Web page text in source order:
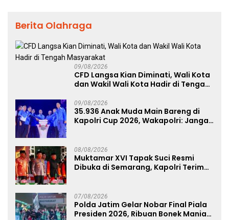
Berita Olahraga
09/08/2026
CFD Langsa Kian Diminati, Wali Kota
dan Wakil Wali Kota Hadir di Tengah
09/08/2026
35.936 Anak Muda Main Bareng di
Kapolri Cup 2026, Wakapolri: Jangan
08/08/2026
Muktamar XVI Tapak Suci Resmi
Dibuka di Semarang, Kapolri Terima
07/08/2026
Polda Jatim Gelar Nobar Final Piala
Presiden 2026, Ribuan Bonek Mania